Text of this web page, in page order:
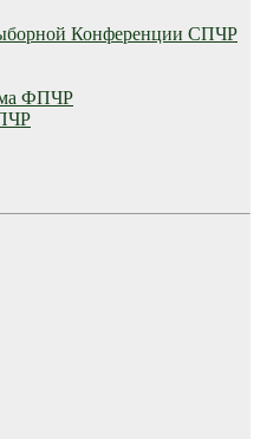
Конференции СПЧР
ФПЧР